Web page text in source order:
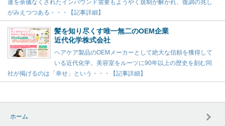
速を余儀なくされたインバウンド需要もようやく規制が解かれ、復調の兆し
がみえつつある・・・【記事詳細】
髪を知り尽くす唯一無二のOEM企業
近代化学株式会社
ヘアケア製品のOEMメーカーとして絶大な信頼を獲得して
いる近代化学。美容室をルーツに90年以上の歴史を刻む同
社が掲げるのは「幸せ」という・・・【記事詳細】
ホーム